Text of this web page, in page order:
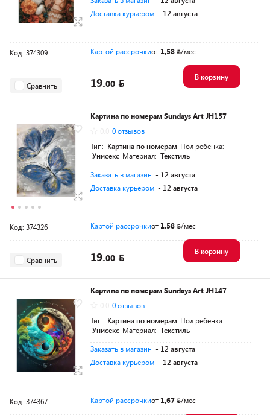
Доставка курьером - 12 августа
Код: 374309 Картой рассрочкиот 1,58 /мес
Сравнить 19.00
В корзину
Картина по номерам Sundays Art JH157
0 отзывов
Тип: Картина по номерам Пол ребенка:
Унисекс Материал: Текстиль
Заказать в магазин - 12 августа
Доставка курьером - 12 августа
Код: 374326 Картой рассрочкиот 1,58 /мес
Сравнить 19.00
В корзину
Картина по номерам Sundays Art JH147
0 отзывов
Тип: Картина по номерам Пол ребенка:
Унисекс Материал: Текстиль
Заказать в магазин - 12 августа
Доставка курьером - 12 августа
Код: 374367 Картой рассрочкиот 1,67 /мес